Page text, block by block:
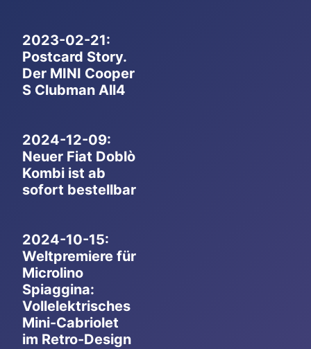
2023-02-21:
Postcard Story.
Der MINI Cooper
S Clubman All4
2024-12-09:
Neuer Fiat Doblò
Kombi ist ab
sofort bestellbar
2024-10-15:
Weltpremiere für
Microlino
Spiaggina:
Vollelektrisches
Mini-Cabriolet
im Retro-Design